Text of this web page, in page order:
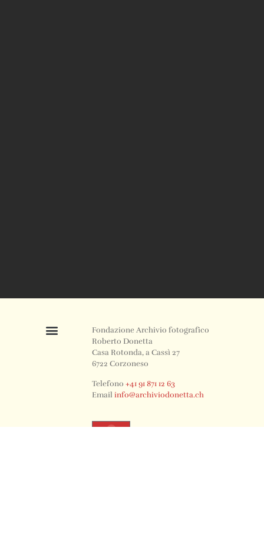
Fondazione Archivio fotografico
Roberto Donetta
Casa Rotonda, a Cassì 27
6722 Corzoneso
Telefono+41 91 871 12 63
Emailinfo@archiviodonetta.ch
0